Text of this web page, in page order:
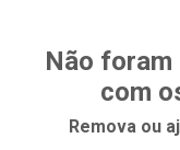
Não
com
Remova ou